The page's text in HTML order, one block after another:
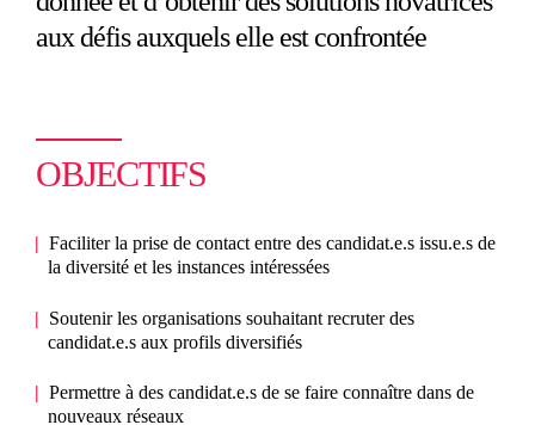
aux défis auxquels elle est confrontée
OBJECTIFS
Faciliter la prise de contact entre des candidat.e.s issu.e.s de
la diversité et les instances intéressées
Soutenir les organisations souhaitant recruter des
candidat.e.s aux profils diversifiés
Permettre à des candidat.e.s de se faire connaître dans de
nouveaux réseaux